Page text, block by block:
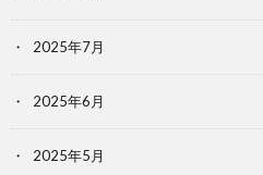
2025年7月
2025年6月
2025年5月